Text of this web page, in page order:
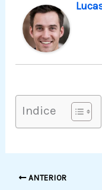
Indice
ANTERIOR